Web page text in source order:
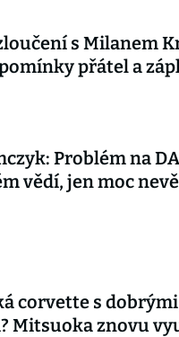
s Milanem
přátel a
Problém na
vědí, jen moc
corvette s
Mitsuoka znovu